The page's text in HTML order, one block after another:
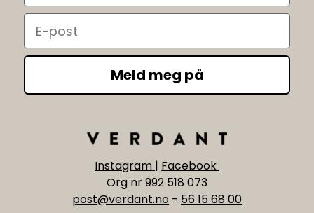
Email
Meld meg på
Instagram | Facebook
Org nr 992 518 073
post@verdant.no - 56 15 68 00